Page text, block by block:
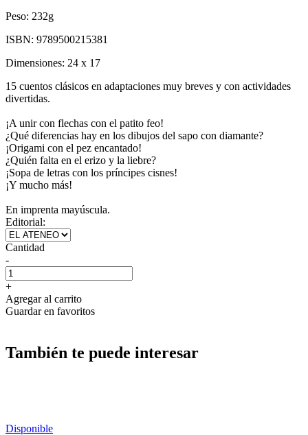
Peso: 232g
ISBN: 9789500215381
Dimensiones: 24 x 17
15 cuentos clásicos en adaptaciones muy breves y con actividades
divertidas.
¡A unir con flechas con el patito feo!
¿Qué diferencias hay en los dibujos del sapo con diamante?
¡Origami con el pez encantado!
¿Quién falta en el erizo y la liebre?
¡Sopa de letras con los príncipes cisnes!
¡Y mucho más!
En imprenta mayúscula.
Editorial:
Cantidad
-
+
Agregar al carrito
Guardar en favoritos
También te puede interesar
Disponible